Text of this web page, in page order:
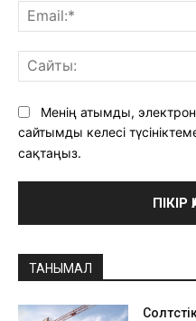
Менің атымды,
сайтымды келесі
сақтаңыз.
ТАНЫМАЛ